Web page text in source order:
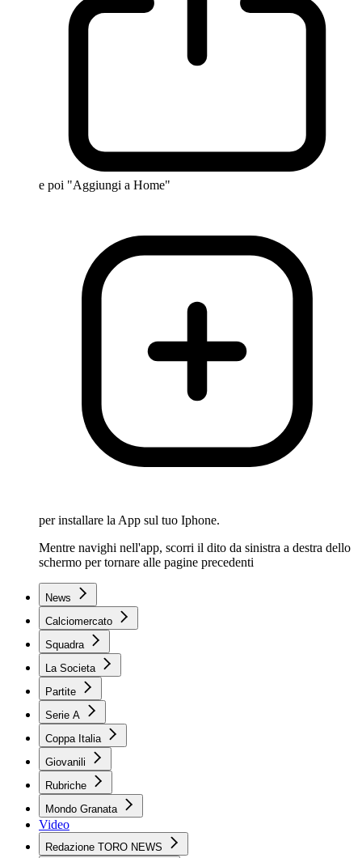
e poi "Aggiungi a Home"
per installare la App sul tuo Iphone.
Mentre navighi nell'app, scorri il dito da sinistra a destra dello
schermo per tornare alle pagine precedenti
News
Calciomercato
Squadra
La Societa
Partite
Serie A
Coppa Italia
Giovanili
Rubriche
Mondo Granata
Video
Redazione TORO NEWS